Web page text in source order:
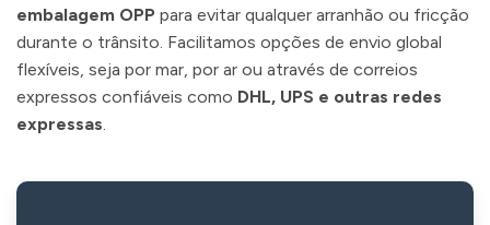
embalagem OPP para evitar qualquer arranhão ou fricção
durante o trânsito. Facilitamos opções de envio global
flexíveis, seja por mar, por ar ou através de correios
expressos confiáveis como DHL, UPS e outras redes
expressas.